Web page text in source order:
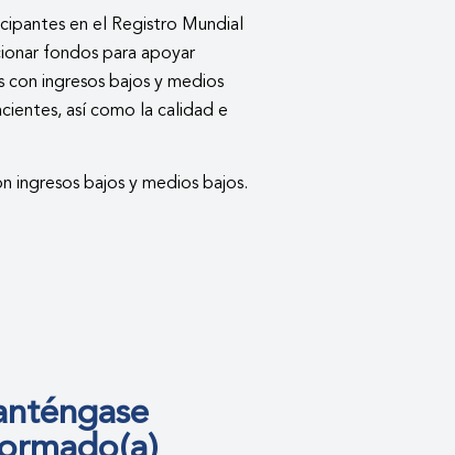
en el Registro Mundial
fondos para apoyar
ingresos bajos y medios
así como la calidad e
ingresos bajos y medios bajos.